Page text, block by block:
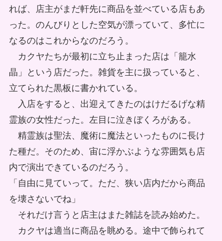
れば、店主がまだ軒先に商品を並べている店もあ
った。のんびりとした空気が漂っていて、多忙に
なるのはこれからなのだろう。
カクヤたちが最初に立ち止まった店は「籠水
晶」という店だった。雑貨を主に扱っていると、
立てられた黒板に書かれている。
入店をすると、出迎えてきたのはけだるげな精
霊族の女性だった。左目に泣きぼくろがある。
精霊族は聖法、魔術に魔法といったものに長け
た種だ。そのため、宙に浮かぶような雰囲気も店
内で演出できているのだろう。
「自由に見ていって。ただ、狭い店内だから商品
を壊さないでね」
それだけ言うと店主はまた雑誌を読み始めた。
カクヤは適当に商品を眺める。途中で飾られて